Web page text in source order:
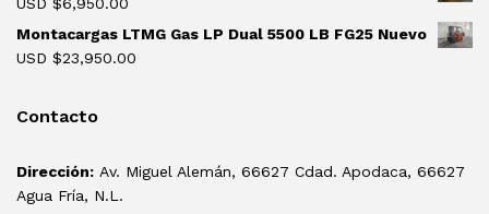
USD $6,950.00
Montacargas LTMG Gas LP Dual 5500 LB FG25 Nuevo
USD $23,950.00
Contacto
Dirección: Av. Miguel Alemán, 66627 Cdad. Apodaca, 66627
Agua Fría, N.L.